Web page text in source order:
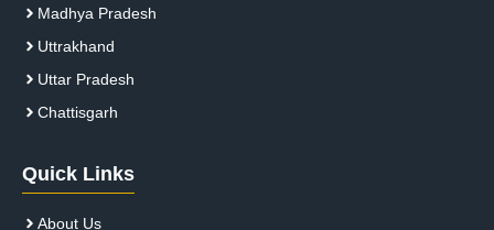
Madhya Pradesh
Uttrakhand
Uttar Pradesh
Chattisgarh
Quick Links
About Us